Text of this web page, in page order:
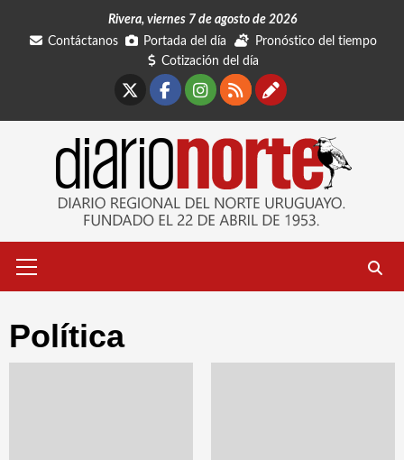
Rivera, viernes 7 de agosto de 2026
Contáctanos
Portada del día
Pronóstico del tiempo
Cotización del día
Facebook
Instagram
RSSContáctanos
primario
Política